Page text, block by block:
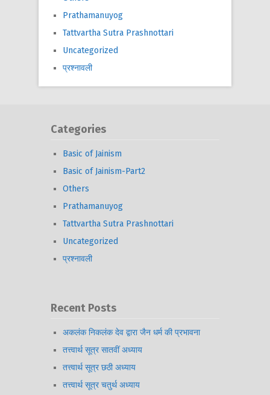
Prathamanuyog
Tattvartha Sutra Prashnottari
Uncategorized
प्रश्नावली
Categories
Basic of Jainism
Basic of Jainism-Part2
Others
Prathamanuyog
Tattvartha Sutra Prashnottari
Uncategorized
प्रश्नावली
Recent Posts
अकलंक निकलंक देव द्वारा जैन धर्म की प्रभावना
तत्त्वार्थ सूत्र सातवीं अध्याय
तत्त्वार्थ सूत्र छठी अध्याय
तत्त्वार्थ सूत्र चतुर्थ अध्याय